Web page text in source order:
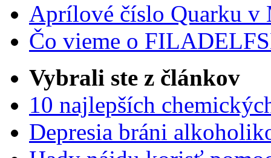
Aprílové číslo Quarku v
Čo vieme o
Vybrali ste z článkov
10 najlepších
Depresia bráni